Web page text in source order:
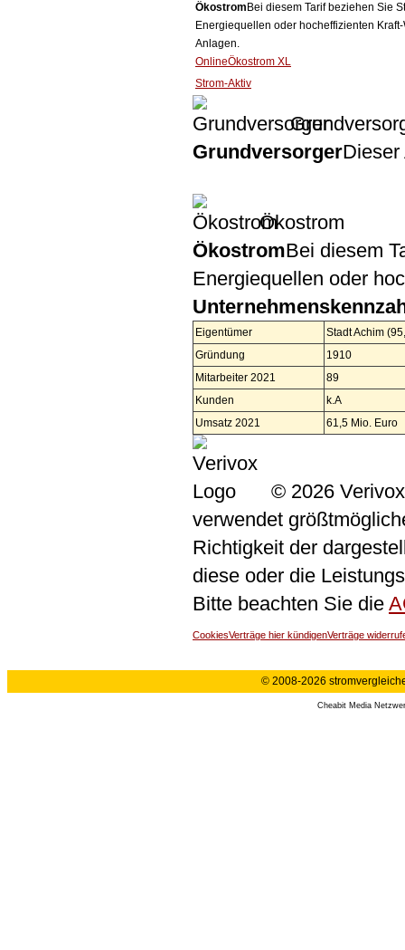
Ökostrom Bei diesem Tarif beziehen Sie
Energiequellen oder hocheffizienten
Anlagen.
OnlineÖkostrom XL
Strom-Aktiv
GrundversorgerDieser
Ökostrom
ÖkostromBei diesem
Energiequellen oder
Eigentümer
Stadt Achim
Gründung
1910
Mitarbeiter 2021
89
Kunden
k.A
Umsatz 2021
61,5 Mio. Euro
© 2026
verwendet
Richtigkeit der
diese oder die
Bitte beachten Sie die
CookiesVerträge hier kündigenVerträge
© 2008-2026
Cheabit Media